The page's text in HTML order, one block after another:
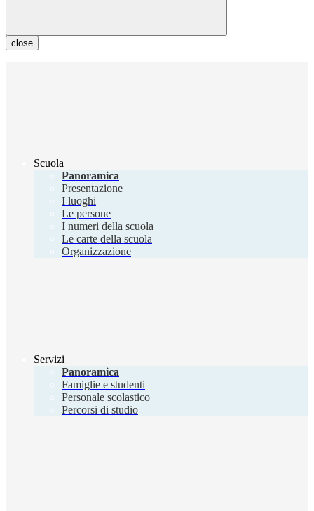
close
Scuola
Panoramica
Presentazione
I luoghi
Le persone
I numeri della scuola
Le carte della scuola
Organizzazione
Servizi
Panoramica
Famiglie e studenti
Personale scolastico
Percorsi di studio